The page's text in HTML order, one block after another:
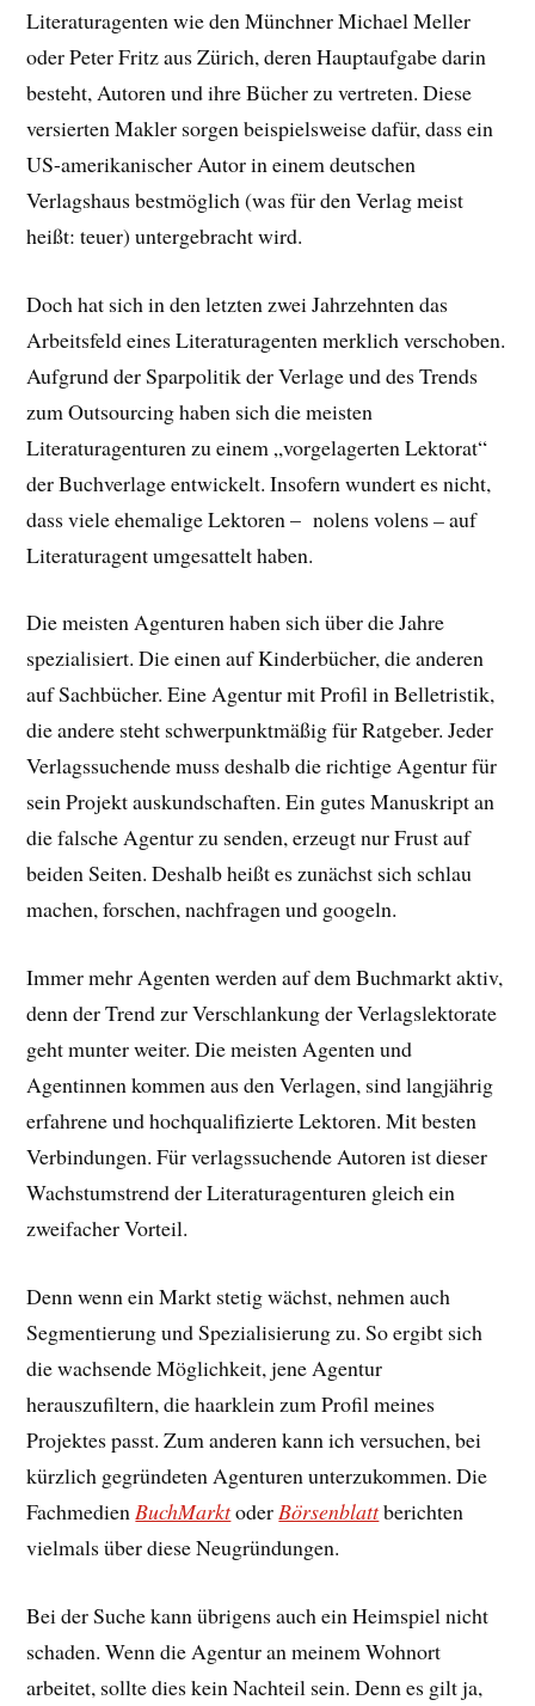
Literaturagenten wie den Münchner Michael Meller
oder Peter Fritz aus Zürich, deren Hauptaufgabe darin
besteht, Autoren und ihre Bücher zu vertreten. Diese
versierten Makler sorgen beispielsweise dafür, dass ein
US-amerikanischer Autor in einem deutschen
Verlagshaus bestmöglich (was für den Verlag meist
heißt: teuer) untergebracht wird.
Doch hat sich in den letzten zwei Jahrzehnten das
Arbeitsfeld eines Literaturagenten merklich verschoben.
Aufgrund der Sparpolitik der Verlage und des Trends
zum Outsourcing haben sich die meisten
Literaturagenturen zu einem „vorgelagerten Lektorat“
der Buchverlage entwickelt. Insofern wundert es nicht,
dass viele ehemalige Lektoren – nolens volens–auf
Literaturagent umgesattelt haben.
Die meisten Agenturen haben sich über die Jahre
spezialisiert. Die einen auf Kinderbücher, die anderen
auf Sachbücher. Eine Agentur mit Profil in Belletristik,
die andere steht schwerpunktmäßig für Ratgeber. Jeder
Verlagssuchende muss deshalb die richtige Agentur für
sein Projekt auskundschaften. Ein gutes Manuskript an
die falsche Agentur zu senden, erzeugt nur Frust auf
beiden Seiten. Deshalb heißt es zunächst sich schlau
machen, forschen, nachfragen und googeln.
Immer mehr Agenten werden auf dem Buchmarkt aktiv,
denn der Trend zur Verschlankung der Verlagslektorate
geht munter weiter. Die meisten Agenten und
Agentinnen kommen aus den Verlagen, sind langjährig
erfahrene und hochqualifizierte Lektoren. Mit besten
Verbindungen. Für verlagssuchende Autoren ist dieser
Wachstumstrend der Literaturagenturen gleich ein
zweifacher Vorteil.
Denn wenn ein Markt stetig wächst, nehmen auch
Segmentierung und Spezialisierung zu. So ergibt sich
die wachsende Möglichkeit, jene Agentur
herauszufiltern, die haarklein zum Profil meines
Projektes passt. Zum anderen kann ich versuchen, bei
kürzlich gegründeten Agenturen unterzukommen. Die
FachmedienBuchMarktoderBörsenblattberichten
vielmals über diese Neugründungen.
Bei der Suche kann übrigens auch ein Heimspiel nicht
schaden. Wenn die Agentur an meinem Wohnort
arbeitet, sollte dies kein Nachteil sein. Denn es gilt ja,